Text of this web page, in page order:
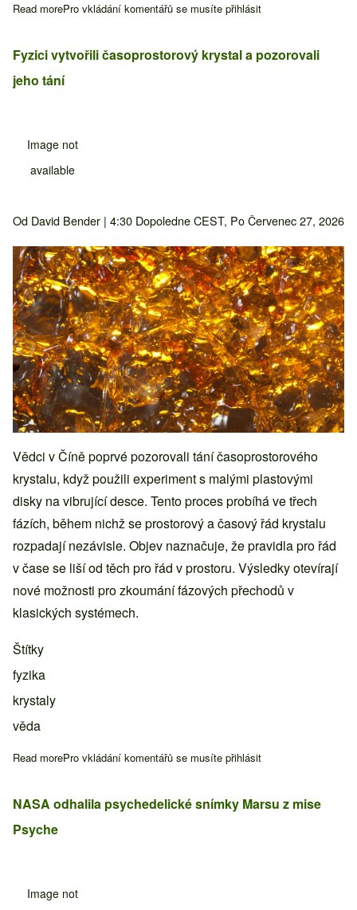
Read moreabout Vědci našli způsob, jak odstranit věčné chemikálie z
Pro vkládání komentářů se musíte přihlásit
Fyzici vytvořili časoprostorový krystal a pozorovali
jeho tání
Image not
available
Od David Bender | 4:30 Dopoledne CEST, Po Červenec 27, 2026
Vědci v Číně poprvé pozorovali tání časoprostorového
krystalu, když použili experiment s malými plastovými
disky na vibrující desce. Tento proces probíhá ve třech
fázích, během nichž se prostorový a časový řád krystalu
rozpadají nezávisle. Objev naznačuje, že pravidla pro řád
v čase se liší od těch pro řád v prostoru. Výsledky otevírají
nové možnosti pro zkoumání fázových přechodů v
klasických systémech.
Štítky
fyzika
krystaly
věda
Read moreabout Fyzici vytvořili časoprostorový krystal a pozorovali jeho
Pro vkládání komentářů se musíte přihlásit
NASA odhalila psychedelické snímky Marsu z mise
Psyche
Image not